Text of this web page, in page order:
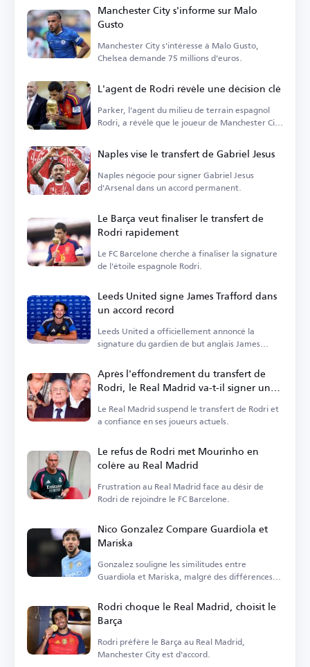
Manchester City s'informe sur Malo
Gusto
Manchester City s'intéresse à Malo Gusto,
Chelsea demande 75 millions d'euros.
L'agent de Rodri révèle une décision clé
Parker, l'agent du milieu de terrain espagnol
Rodri, a révélé que le joueur de Manchester City
Naples vise le transfert de Gabriel Jesus
Naples négocie pour signer Gabriel Jesus
d'Arsenal dans un accord permanent.
Le Barça veut finaliser le transfert de
Rodri rapidement
Le FC Barcelone cherche à finaliser la signature
de l'étoile espagnole Rodri.
Leeds United signe James Trafford dans
un accord record
Leeds United a officiellement annoncé la
signature du gardien de but anglais James
Après l'effondrement du transfert de
Rodri, le Real Madrid va-t-il signer un
milieu de terrain ?
Le Real Madrid suspend le transfert de Rodri et
a confiance en ses joueurs actuels.
Le refus de Rodri met Mourinho en
colère au Real Madrid
Frustration au Real Madrid face au désir de
Rodri de rejoindre le FC Barcelone.
Nico Gonzalez Compare Guardiola et
Mariska
Gonzalez souligne les similitudes entre
Guardiola et Mariska, malgré des différences
Rodri choque le Real Madrid, choisit le
Barça
Rodri préfère le Barça au Real Madrid,
Manchester City est d'accord.